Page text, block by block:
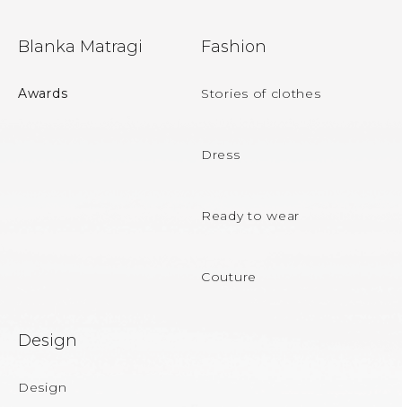
Blanka Matragi
Awards
Fashion
Stories of clothes
Dress
Ready to wear
Couture
Design
Design